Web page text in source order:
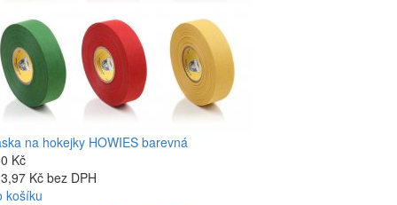
na hokejky HOWIES barevná
Kč
Kč bez DPH
košíku